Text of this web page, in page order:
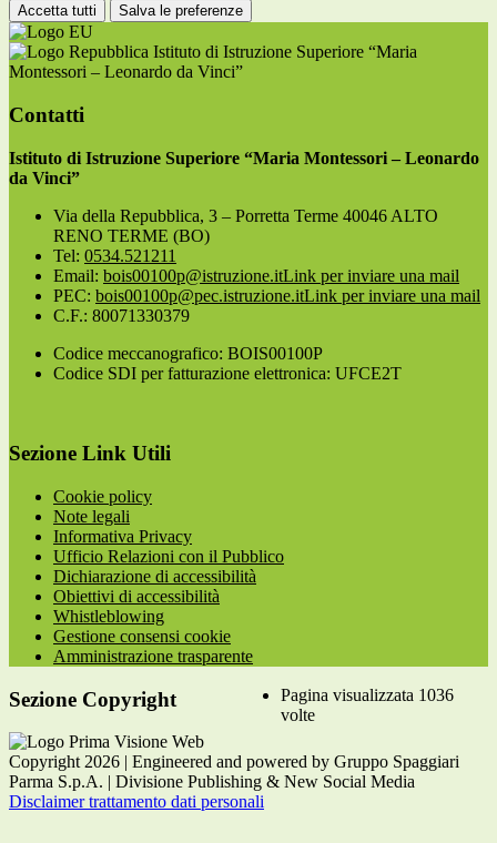
Accetta tutti Salva le preferenze
Istituto di Istruzione Superiore “Maria
Montessori – Leonardo da Vinci”
Contatti
Istituto di Istruzione Superiore “Maria Montessori – Leonardo
da Vinci”
Via della Repubblica, 3 – Porretta Terme 40046 ALTO
RENO TERME (BO)
Tel: 0534.521211
Email: bois00100p@istruzione.itLink per inviare una mail
PEC: bois00100p@pec.istruzione.itLink per inviare una mail
C.F.: 80071330379
Codice meccanografico: BOIS00100P
Codice SDI per fatturazione elettronica: UFCE2T
Sezione Link Utili
Cookie policy
Note legali
Informativa Privacy
Ufficio Relazioni con il Pubblico
Dichiarazione di accessibilità
Obiettivi di accessibilità
Whistleblowing
Gestione consensi cookie
Amministrazione trasparente
Pagina visualizzata 1036
volte
Sezione Copyright
Copyright 2026 | Engineered and powered by Gruppo Spaggiari
Parma S.p.A. | Divisione Publishing & New Social Media
Disclaimer trattamento dati personali